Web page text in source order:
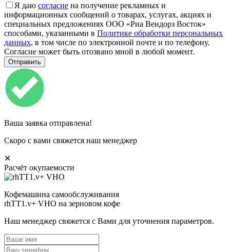
Я даю согласие на получение рекламных и
информационных сообщений о товарах, услугах, акциях и
специальных предложениях ООО «Риа Вендорз Восток»
способами, указанными в Политике обработки персональных
данных, в том числе по электронной почте и по телефону.
Согласие может быть отозвано мной в любой момент.
Ваша заявка отправлена!
Скоро с вами свяжется наш менеджер
✕
Расчёт окупаемости
Кофемашина самообслуживания
rhTT1.v+ VHO на зерновом кофе
Наш менеджер свяжется с Вами для уточнения параметров.